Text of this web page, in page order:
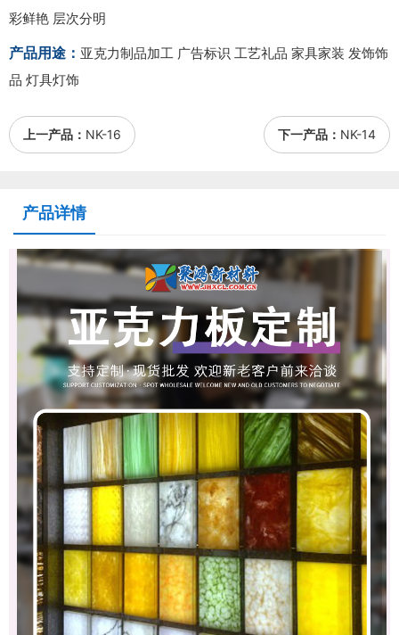
彩鲜艳 层次分明
产品用途： 亚克力制品加工 广告标识 工艺礼品 家具家装 发饰饰
品 灯具灯饰
上一产品： NK-16 下一产品： NK-14
产品详情